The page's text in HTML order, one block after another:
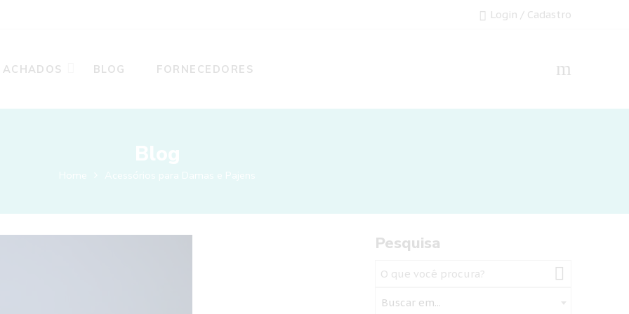
Login / Cadastro
ACHADOS BLOG FORNECEDORES
Blog
Home Acessórios para Damas e Pajens
Pesquisa
Buscar em...